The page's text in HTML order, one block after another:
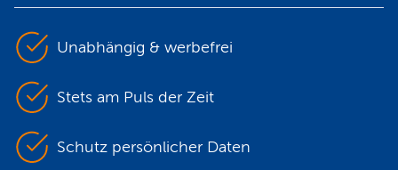
Unabhängig & werbefrei
Stets am Puls der Zeit
Schutz persönlicher Daten